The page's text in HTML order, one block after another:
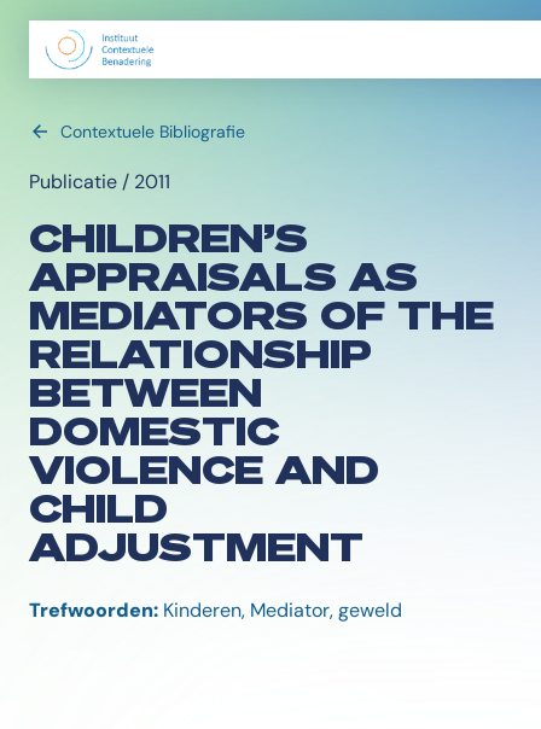
Contextuele Bibliografie
Publicatie / 2011
CHILDREN’S
APPRAISALS AS
MEDIATORS OF THE
RELATIONSHIP
BETWEEN
DOMESTIC
VIOLENCE AND
CHILD
ADJUSTMENT
Trefwoorden: Kinderen, Mediator, geweld